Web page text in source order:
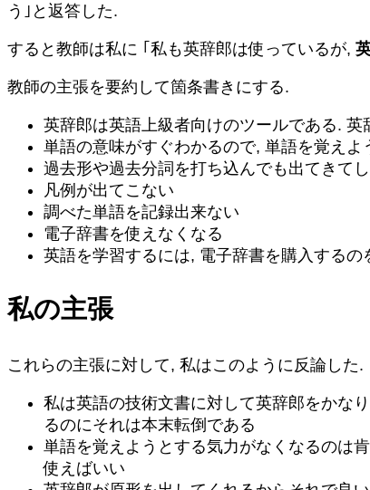
う｣と返答した.
すると教師は私に ｢私も英辞郎は使っているが,
教師の主張を要約して箇条書きにする.
英辞郎は英語上級者向けのツールである.
単語の意味がすぐわかるので, 単語を覚えよ
過去形や過去分詞を打ち込んでも出てきて
凡例が出てこない
調べた単語を記録出来ない
電子辞書を使えなくなる
英語を学習するには, 電子辞書を購入するの
私の主張
これらの主張に対して, 私はこのように反論した.
私は英語の技術文書に対して英辞郎をかな
るのにそれは本末転倒である
単語を覚えようとする気力がなくなるのは
使えばいい